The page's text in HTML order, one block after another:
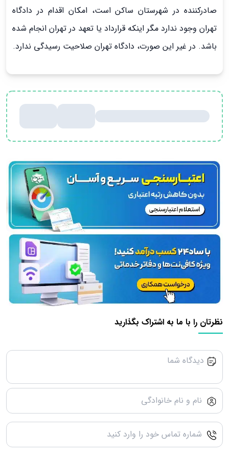
صادرکننده در شهرستان ساکن است، امکان اقدام در دادگاه
تهران وجود ندارد مگر اینکه قرارداد یا تعهد در تهران انجام شده
باشد. در غیر این صورت، دادگاه تهران صلاحیت رسیدگی ندارد.
نظرتان را با ما به اشتراک بگذارید